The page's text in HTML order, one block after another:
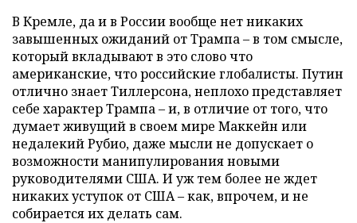
В Кремле, да и в России вообще нет никаких
завышенных ожиданий от Трампа – в том смысле,
который вкладывают в это слово что
американские, что российские глобалисты. Путин
отлично знает Тиллерсона, неплохо представляет
себе характер Трампа – и, в отличие от того, что
думает живущий в своем мире Маккейн или
недалекий Рубио, даже мысли не допускает о
возможности манипулирования новыми
руководителями США. И уж тем более не ждет
никаких уступок от США – как, впрочем, и не
собирается их делать сам.